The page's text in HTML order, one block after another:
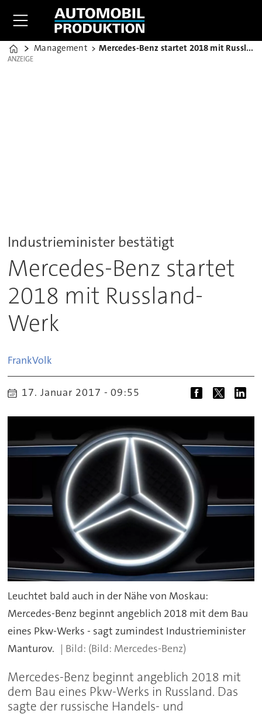
Home
Management Mercedes-Benz startet 2018 mit Russland-Werk
ANZEIGE
ANZEIGE
Industrieminister bestätigt
Mercedes-Benz startet
2018 mit Russland-
Werk
FrankVolk
17. Januar 2017 - 09:55
Leuchtet bald auch in der Nähe von Moskau:
Mercedes-Benz beginnt angeblich 2018 mit dem Bau
eines Pkw-Werks - sagt zumindest Industrieminister
Manturov.
(Bild: Mercedes-Benz)
Mercedes-Benz beginnt angeblich 2018 mit
dem Bau eines Pkw-Werks in Russland. Das
sagte der russische Handels- und